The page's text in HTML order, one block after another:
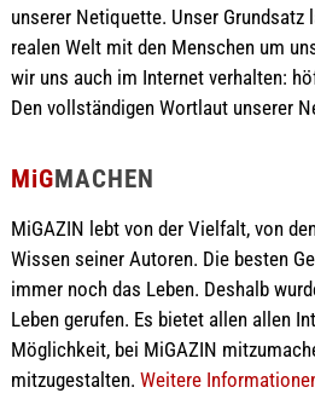
unserer Netiquette. Unser Grundsatz
realen Welt mit den Menschen um
wir uns auch im Internet verhalten:
Den vollständigen Wortlaut unserer
MiGMACHEN
MiGAZIN lebt von der Vielfalt, von
Wissen seiner Autoren. Die besten
immer noch das Leben. Deshalb
Leben gerufen. Es bietet allen allen
Möglichkeit, bei MiGAZIN
mitzugestalten. Weitere